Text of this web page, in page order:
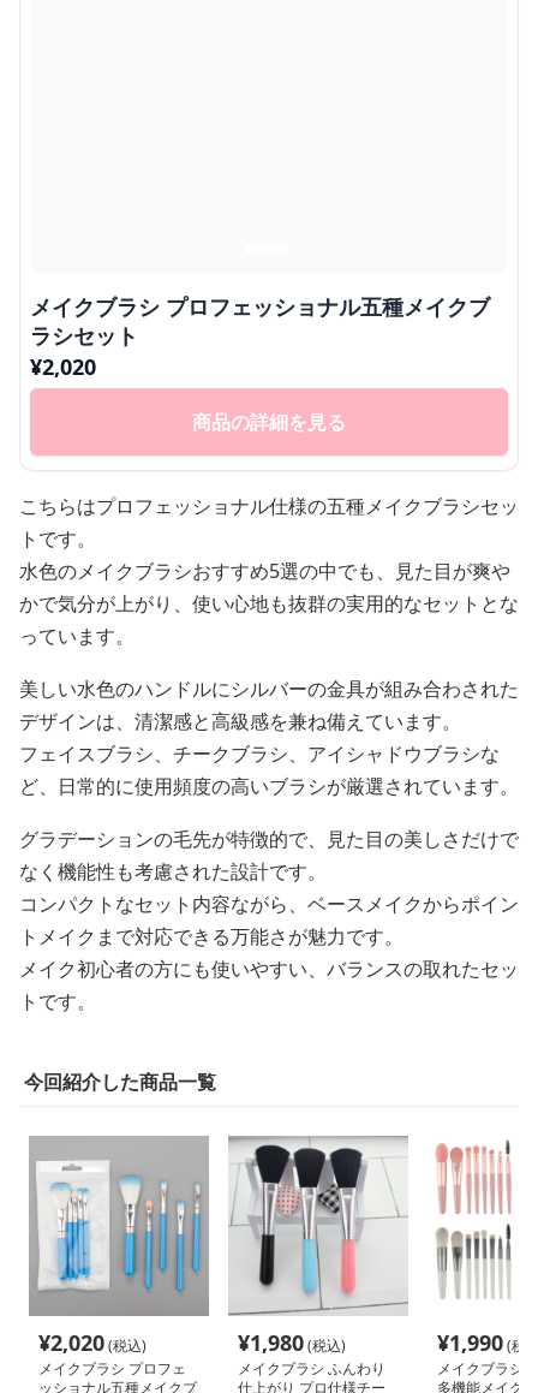
メイクブラシ プロフェッショナル五種メイクブ
ラシセット
¥2,020
商品の詳細を見る
こちらはプロフェッショナル仕様の五種メイクブラシセッ
トです。
水色のメイクブラシおすすめ5選の中でも、見た目が爽や
かで気分が上がり、使い心地も抜群の実用的なセットとな
っています。
美しい水色のハンドルにシルバーの金具が組み合わされた
デザインは、清潔感と高級感を兼ね備えています。
フェイスブラシ、チークブラシ、アイシャドウブラシな
ど、日常的に使用頻度の高いブラシが厳選されています。
グラデーションの毛先が特徴的で、見た目の美しさだけで
なく機能性も考慮された設計です。
コンパクトなセット内容ながら、ベースメイクからポイン
トメイクまで対応できる万能さが魅力です。
メイク初心者の方にも使いやすい、バランスの取れたセッ
トです。
今回紹介した商品一覧
¥2,020(税込)
メイクブラシ プロフェ
ッショナル五種メイクブ
¥1,980(税込)
メイクブラシ ふんわり
仕上がり プロ仕様チー
¥1,990(税
メイクブラシ
多機能メイク